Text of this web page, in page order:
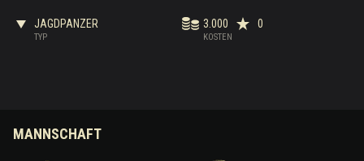
TYP
JAGDPANZER
KOSTEN
3.000 0
MANNSCHAFT